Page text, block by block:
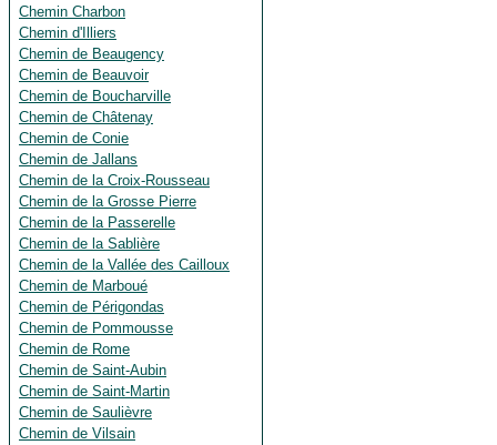
Chemin Charbon
Chemin d'Illiers
Chemin de Beaugency
Chemin de Beauvoir
Chemin de Boucharville
Chemin de Châtenay
Chemin de Conie
Chemin de Jallans
Chemin de la Croix-Rousseau
Chemin de la Grosse Pierre
Chemin de la Passerelle
Chemin de la Sablière
Chemin de la Vallée des Cailloux
Chemin de Marboué
Chemin de Périgondas
Chemin de Pommousse
Chemin de Rome
Chemin de Saint-Aubin
Chemin de Saint-Martin
Chemin de Saulièvre
Chemin de Vilsain